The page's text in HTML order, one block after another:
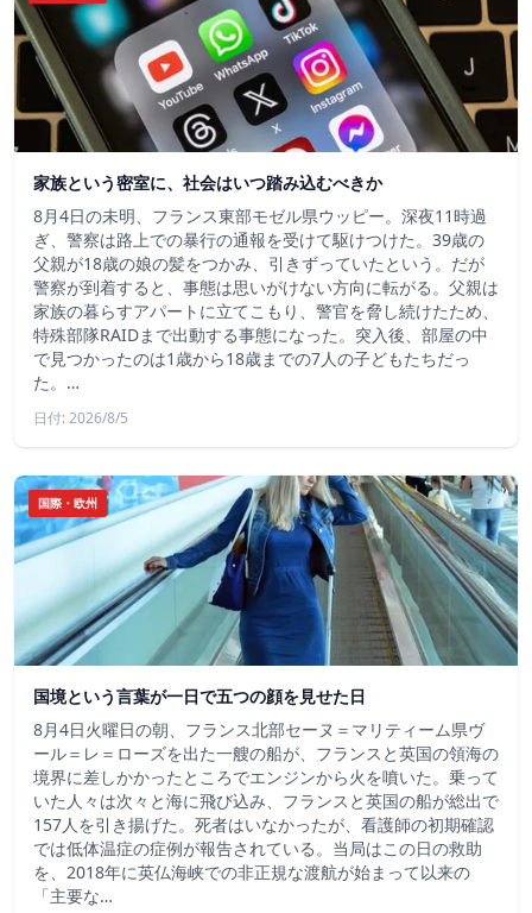
家族という密室に、社会はいつ踏み込むべきか
8月4日の未明、フランス東部モゼル県ウッピー。深夜11時過
ぎ、警察は路上での暴行の通報を受けて駆けつけた。39歳の
父親が18歳の娘の髪をつかみ、引きずっていたという。だが
警察が到着すると、事態は思いがけない方向に転がる。父親は
家族の暮らすアパートに立てこもり、警官を脅し続けたため、
特殊部隊RAIDまで出動する事態になった。突入後、部屋の中
で見つかったのは1歳から18歳までの7人の子どもたちだっ
た。…
日付: 2026/8/5
国際・欧州
国境という言葉が一日で五つの顔を見せた日
8月4日火曜日の朝、フランス北部セーヌ＝マリティーム県ヴ
ール＝レ＝ローズを出た一艘の船が、フランスと英国の領海の
境界に差しかかったところでエンジンから火を噴いた。乗って
いた人々は次々と海に飛び込み、フランスと英国の船が総出で
157人を引き揚げた。死者はいなかったが、看護師の初期確認
では低体温症の症例が報告されている。当局はこの日の救助
を、2018年に英仏海峡での非正規な渡航が始まって以来の
「主要な…